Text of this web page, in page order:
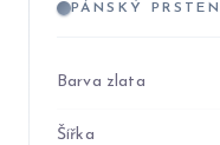
PÁNSKÝ PRSTEN
Barva zlata
Šířka